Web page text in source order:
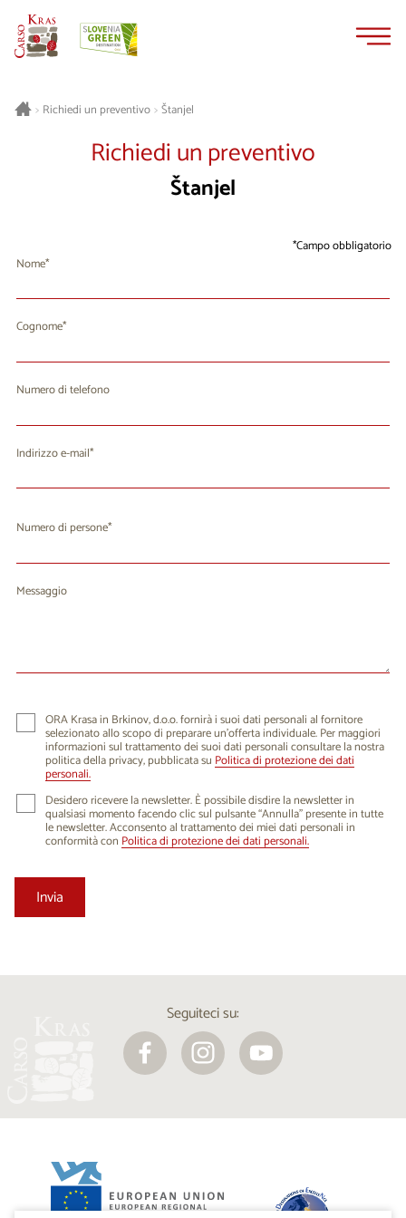
> Richiedi un preventivo> Štanjel
Richiedi un preventivo
Štanjel
Campo obbligatorio
Nome
Cognome
Numero di telefono
Indirizzo e-mail
Numero di persone
Messaggio
ORA Krasa in Brkinov, d.o.o. fornirà i suoi dati personali al fornitore
selezionato allo scopo di preparare un'offerta individuale. Per maggiori
informazioni sul trattamento dei suoi dati personali consultare la nostra
politica della privacy, pubblicata su Politica di protezione dei dati
personali.
Desidero ricevere la newsletter. È possibile disdire la newsletter in
qualsiasi momento facendo clic sul pulsante “Annulla” presente in tutte
le newsletter. Acconsento al trattamento dei miei dati personali in
conformità con Politica di protezione dei dati personali.
Seguiteci su: